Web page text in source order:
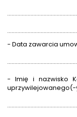
- Data zawarcia
- Imię i nazwisko
uprzywilejowanego(-